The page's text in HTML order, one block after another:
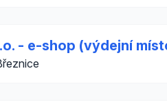
- e-shop (výdejní